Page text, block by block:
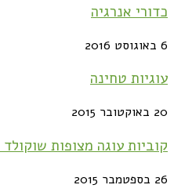
כדורי אנרגיה
6 באוגוסט 2016
עוגיות טחינה
20 באוקטובר 2015
קוביות עוגה מצופות שוקולד
26 בספטמבר 2015